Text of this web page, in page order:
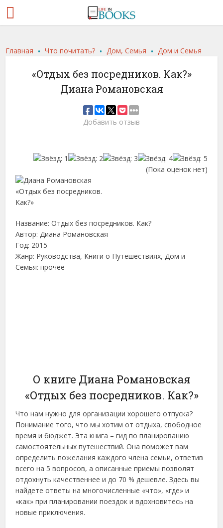
Главная .Что почитать? . Дом, Семья . Дом и Семья
«Отдых без посредников. Как?»
Диана Романовская
Добавить отзыв
(Пока оценок нет)
Название: Отдых без посредников. Как?
Автор: Диана Романовская
Год: 2015
Жанр: Руководства, Книги о Путешествиях, Дом и
Семья: прочее
О книге Диана Романовская
«Отдых без посредников. Как?»
Что нам нужно для организации хорошего отпуска?
Понимание того, что мы хотим от отдыха, свободное
время и бюджет. Эта книга – гид по планированию
самостоятельных путешествий. Она поможет вам
определить пожелания каждого члена семьи, ответив
всего на 5 вопросов, а описанные приемы позволят
отдохнуть качественнее и до 70 % дешевле. Здесь вы
найдете ответы на многочисленные «что», «где» и
«как» при планировании поездок и вдохновитесь на
новые приключения.